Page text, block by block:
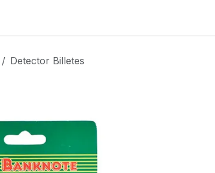
Detector Billetes